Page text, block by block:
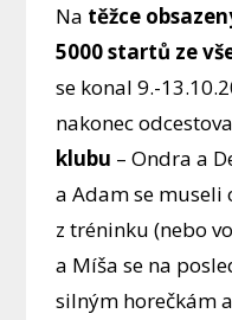
Na těžce
5000 startů ze
se konal 9.-
nakonec
klubu – Ondra a
a Adam se
z tréninku (nebo
a Míša se na
silným horečkám